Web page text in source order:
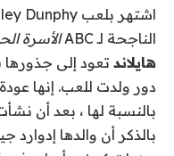
الناجحة لـ ABC
الأسرة
هايلاند تعود إلى
دور ولدت للعب. إنها
بالنسبة لها ، بعد أن
بالذكر أن والدها